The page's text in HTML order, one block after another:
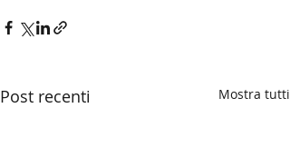
Post recenti Mostra tutti